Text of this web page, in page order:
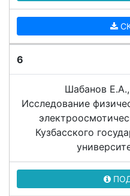
6
Шабанов
Исследование
Кузбасского